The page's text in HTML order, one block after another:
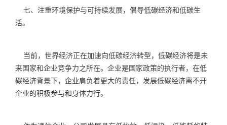
七、注重环境保护与可持续发展，倡导低碳经济和低碳生
活。
当前，世界经济正在加速向低碳经济转型，低碳经济将是未
来国家和企业竞争力之所在。企业是国家政策的执行者，在低
碳经济背景下，企业肩负着更大的责任，发展低碳经济离不开
企业的积极参与和身体力行。